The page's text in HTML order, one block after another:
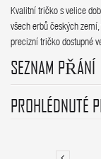
Kvalitní tričko s velice
všech erbů českých
precizní tričko dostupné
SEZNAM PŘÁNÍ
PROHLÉDNUTÉ